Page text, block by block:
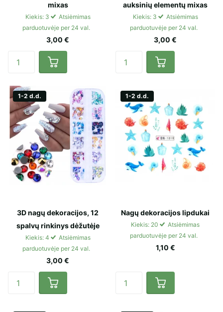
mixas
Kiekis: 3
Atsiėmimas
parduotuvėje per 24 val.
3,00 €
auksinių elementų mixas
Kiekis: 3
Atsiėmimas
parduotuvėje per 24 val.
3,00 €
1-2 d.d.
3D nagų dekoracijos, 12
spalvų rinkinys dėžutėje
Kiekis: 4
Atsiėmimas
parduotuvėje per 24 val.
3,00 €
1-2 d.d.
Nagų dekoracijos lipdukai
Kiekis: 20
Atsiėmimas
parduotuvėje per 24 val.
1,10 €